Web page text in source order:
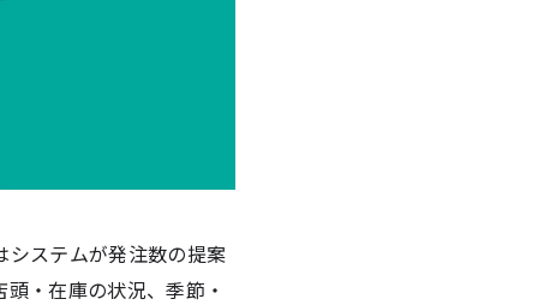
システムが発注数の提案
・在庫の状況、季節・